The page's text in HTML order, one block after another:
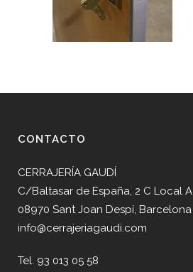
CONTACTO
CERRAJERÍA GAUDÍ
C/Baltasar de España, 2 C Local A
08970 Sant Joan Despí, Barcelona
info@cerrajeriagaudi.com
Tel. 93 013 05 58